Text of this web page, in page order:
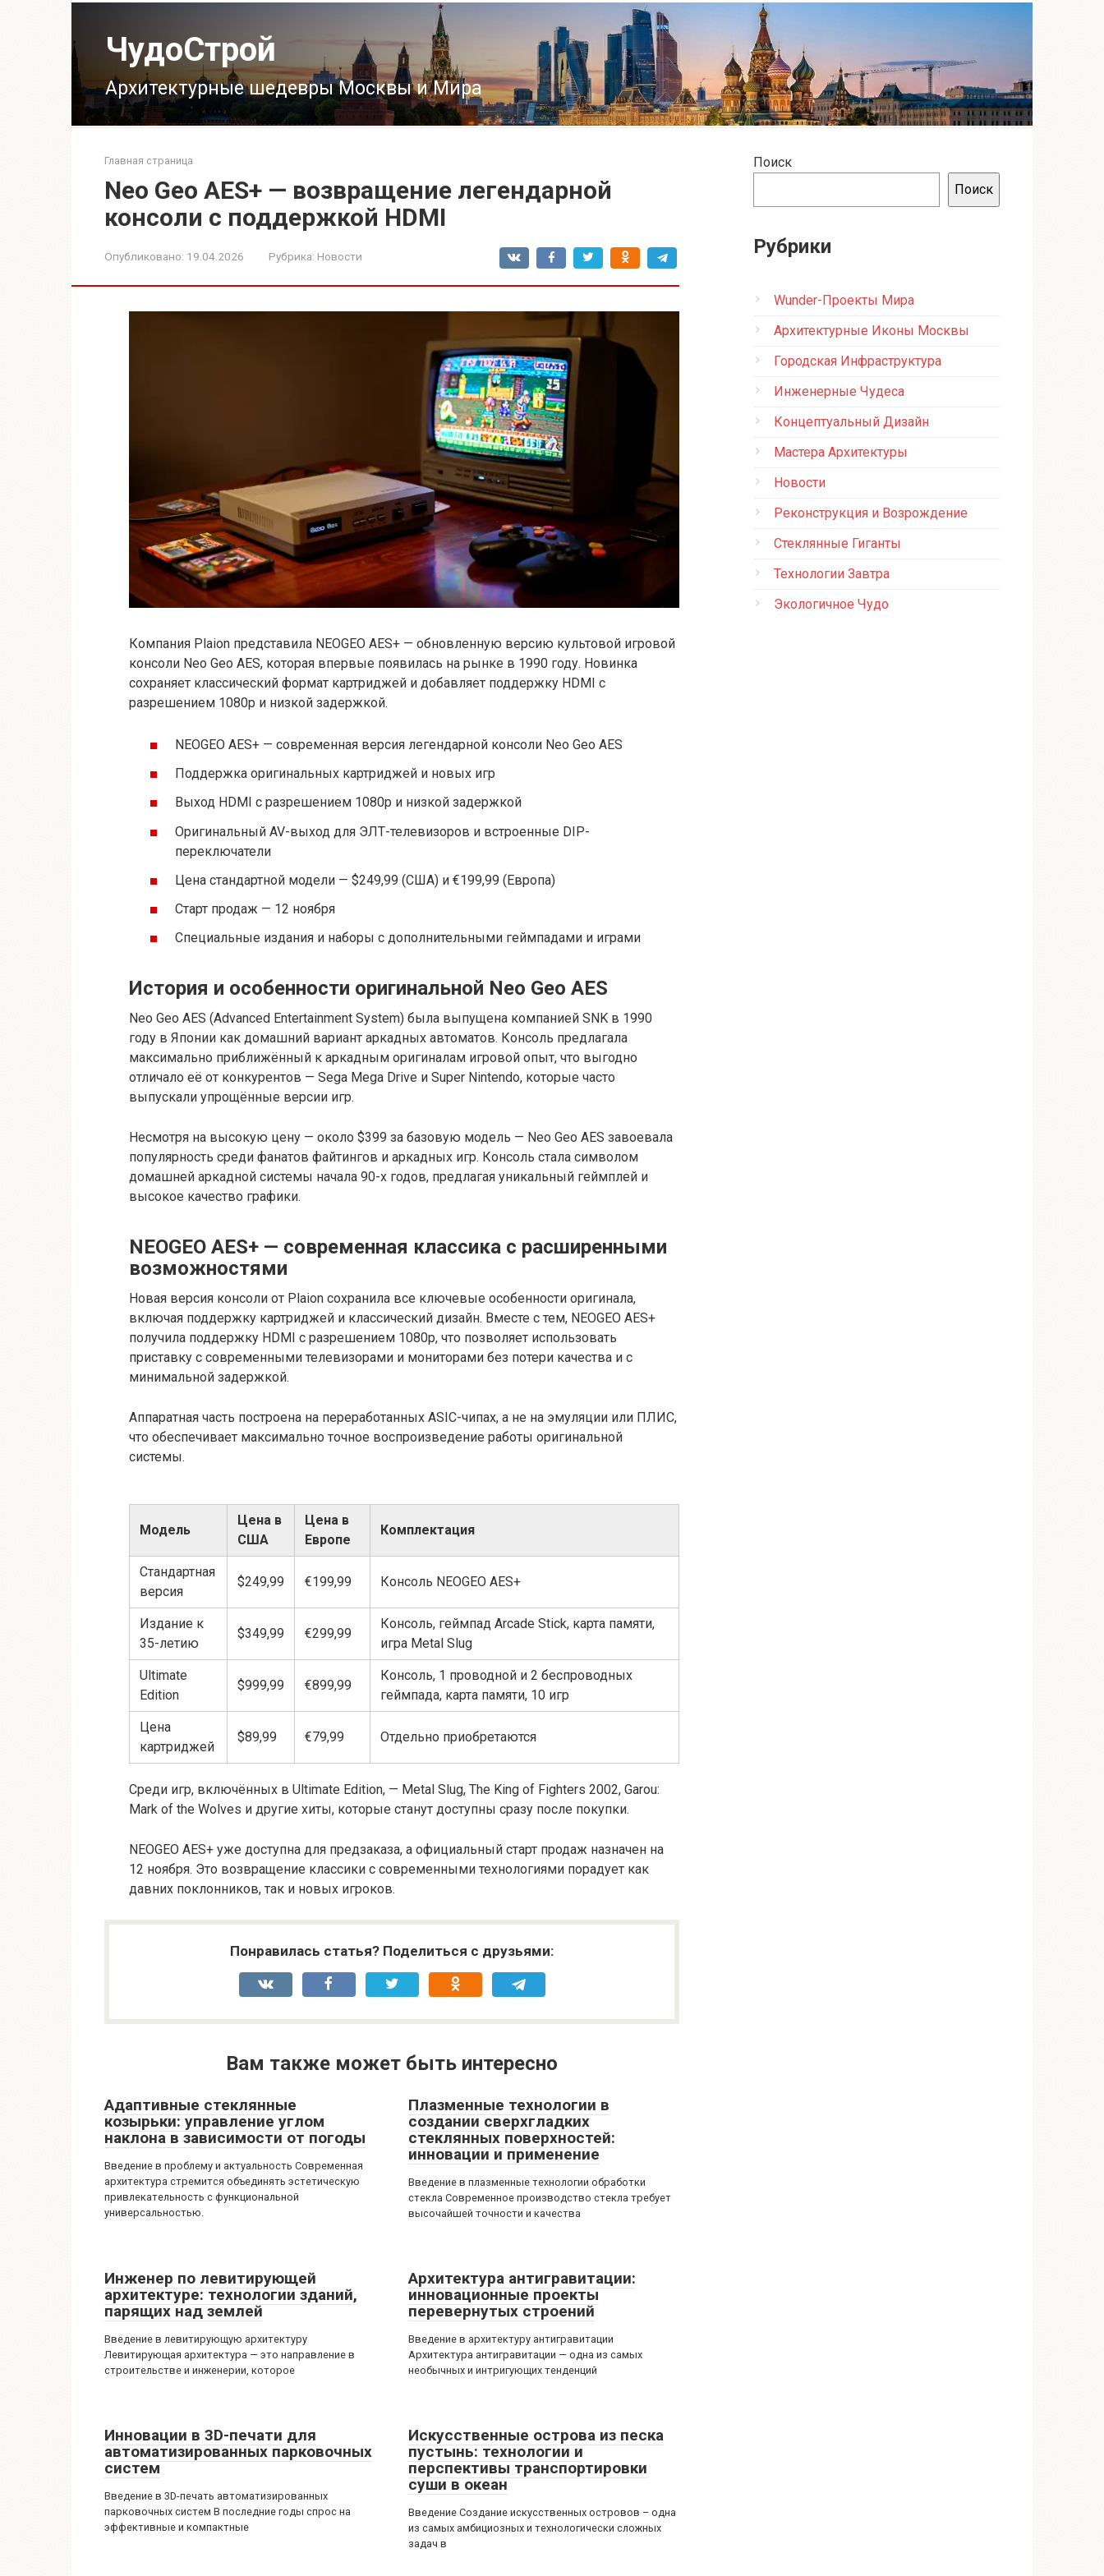
ЧудоСтрой
Архитектурные шедевры Москвы и Мира
Главная страница
Neo Geo AES+ — возвращение легендарной
консоли с поддержкой HDMI
Опубликовано: 19.04.2026 Рубрика: Новости
Компания Plaion представила NEOGEO AES+ — обновленную версию культовой игровой
консоли Neo Geo AES, которая впервые появилась на рынке в 1990 году. Новинка
сохраняет классический формат картриджей и добавляет поддержку HDMI с
разрешением 1080p и низкой задержкой.
NEOGEO AES+ — современная версия легендарной консоли Neo Geo AES
Поддержка оригинальных картриджей и новых игр
Выход HDMI с разрешением 1080p и низкой задержкой
Оригинальный AV-выход для ЭЛТ-телевизоров и встроенные DIP-
переключатели
Цена стандартной модели — $249,99 (США) и €199,99 (Европа)
Старт продаж — 12 ноября
Специальные издания и наборы с дополнительными геймпадами и играми
История и особенности оригинальной Neo Geo AES
Neo Geo AES (Advanced Entertainment System) была выпущена компанией SNK в 1990
году в Японии как домашний вариант аркадных автоматов. Консоль предлагала
максимально приближённый к аркадным оригиналам игровой опыт, что выгодно
отличало её от конкурентов — Sega Mega Drive и Super Nintendo, которые часто
выпускали упрощённые версии игр.
Несмотря на высокую цену — около $399 за базовую модель — Neo Geo AES завоевала
популярность среди фанатов файтингов и аркадных игр. Консоль стала символом
домашней аркадной системы начала 90-х годов, предлагая уникальный геймплей и
высокое качество графики.
NEOGEO AES+ — современная классика с расширенными
возможностями
Новая версия консоли от Plaion сохранила все ключевые особенности оригинала,
включая поддержку картриджей и классический дизайн. Вместе с тем, NEOGEO AES+
получила поддержку HDMI с разрешением 1080p, что позволяет использовать
приставку с современными телевизорами и мониторами без потери качества и с
минимальной задержкой.
Аппаратная часть построена на переработанных ASIC-чипах, а не на эмуляции или ПЛИС,
что обеспечивает максимально точное воспроизведение работы оригинальной
системы.
Модель
Цена в
США
Цена в
Европе
Комплектация
Стандартная
версия
$249,99 €199,99 Консоль NEOGEO AES+
Издание к
35-летию
$349,99 €299,99
Консоль, геймпад Arcade Stick, карта памяти,
игра Metal Slug
Ultimate
Edition
$999,99 €899,99
Консоль, 1 проводной и 2 беспроводных
геймпада, карта памяти, 10 игр
Цена
картриджей
$89,99 €79,99 Отдельно приобретаются
Среди игр, включённых в Ultimate Edition, — Metal Slug, The King of Fighters 2002, Garou:
Mark of the Wolves и другие хиты, которые станут доступны сразу после покупки.
NEOGEO AES+ уже доступна для предзаказа, а официальный старт продаж назначен на
12 ноября. Это возвращение классики с современными технологиями порадует как
давних поклонников, так и новых игроков.
Понравилась статья? Поделиться с друзьями:
Вам также может быть интересно
Адаптивные стеклянные
козырьки: управление углом
наклона в зависимости от погоды
Введение в проблему и актуальность Современная
архитектура стремится объединять эстетическую
привлекательность с функциональной
универсальностью.
Плазменные технологии в
создании сверхгладких
стеклянных поверхностей:
инновации и применение
Введение в плазменные технологии обработки
стекла Современное производство стекла требует
высочайшей точности и качества
Инженер по левитирующей
архитектуре: технологии зданий,
парящих над землей
Введение в левитирующую архитектуру
Левитирующая архитектура — это направление в
строительстве и инженерии, которое
Архитектура антигравитации:
инновационные проекты
перевернутых строений
Введение в архитектуру антигравитации
Архитектура антигравитации — одна из самых
необычных и интригующих тенденций
Инновации в 3D-печати для
автоматизированных парковочных
систем
Введение в 3D-печать автоматизированных
парковочных систем В последние годы спрос на
эффективные и компактные
Искусственные острова из песка
пустынь: технологии и
перспективы транспортировки
суши в океан
Введение Создание искусственных островов – одна
из самых амбициозных и технологически сложных
задач в
Поиск
Поиск
Рубрики
Wunder-Проекты Мира
Архитектурные Иконы Москвы
Городская Инфраструктура
Инженерные Чудеса
Концептуальный Дизайн
Мастера Архитектуры
Новости
Реконструкция и Возрождение
Стеклянные Гиганты
Технологии Завтра
Экологичное Чудо